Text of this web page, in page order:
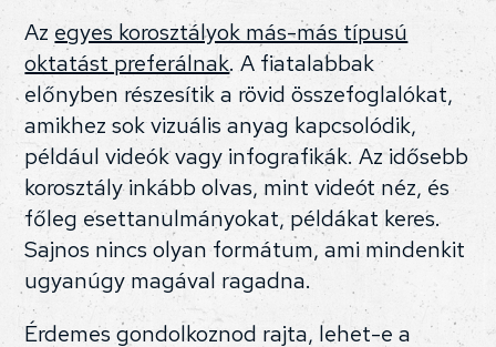
Az egyes korosztályok más-más típusú
oktatást preferálnak. A fiatalabbak
előnyben részesítik a rövid összefoglalókat,
amikhez sok vizuális anyag kapcsolódik,
például videók vagy infografikák. Az idősebb
korosztály inkább olvas, mint videót néz, és
főleg esettanulmányokat, példákat keres.
Sajnos nincs olyan formátum, ami mindenkit
ugyanúgy magával ragadna.
Érdemes gondolkoznod rajta, lehet-e a